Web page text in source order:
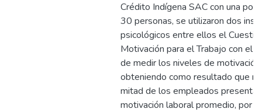
Crédito Indígena SAC con una
30 personas, se utilizaron dos
psicológicos entre ellos el
Motivación para el Trabajo con el
de medir los niveles de motivación
obteniendo como resultado que
mitad de los empleados
motivación laboral promedio, por